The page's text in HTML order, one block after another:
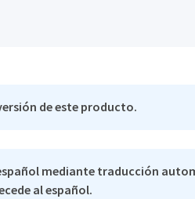
de este producto.
mediante traducción
al español.